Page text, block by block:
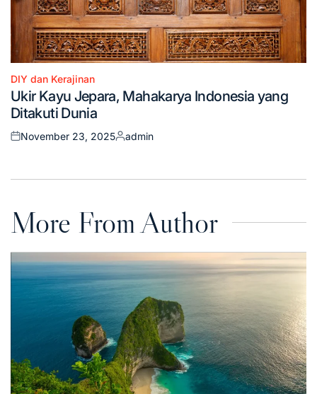
Posted
in
DIY dan Kerajinan
Ukir Kayu Jepara, Mahakarya Indonesia yang
Ditakuti Dunia
Posted
November 23, 2025
Posted
admin
More From Author